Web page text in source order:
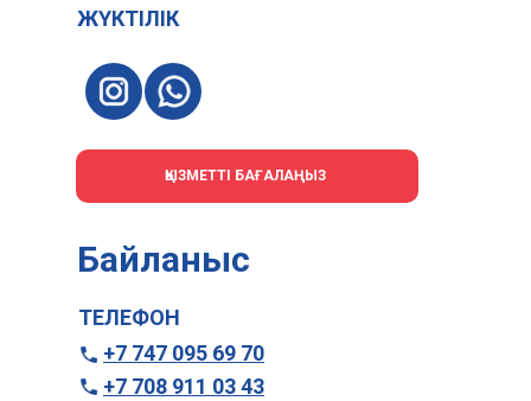
ЖҮКТІЛІК
ҚЫЗМЕТТІ БАҒАЛАҢЫЗ
+7 747 095 69 70
+7 708 911 03 43
ТЕЛЕФОН
Байланыс